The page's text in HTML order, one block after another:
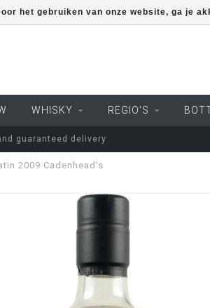
WHISKY REGIO'S
guaranteed delivery
2009 Cadenhead's
het gebruiken van onze website, ga je